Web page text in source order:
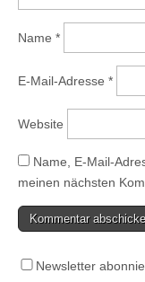
Name *
E-Mail-Adresse *
Website
Name, E-Mail-
meinen nächsten
Newsletter